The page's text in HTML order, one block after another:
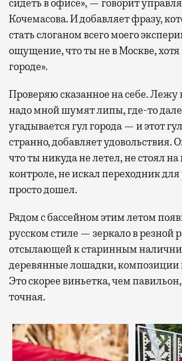
сидеть в офисе», — говорит
Кочемасова. И добавляет фразу,
стать слоганом всего моего
ощущение, что ты не в Москве, хотя
городе».
Проверяю сказанное на себе. Лежу
надо мной шумят липы, где-то
угадывается гул города — и этот
странно, добавляет удовольствия.
что ты никуда не летел, не стоял
контроле, не искал переходник
просто дошел.
Рядом с бассейном этим летом
русском стиле — зеркало в резной
отсылающей к старинным
деревянные лошадки, композиции
Это скорее виньетка, чем
точная.